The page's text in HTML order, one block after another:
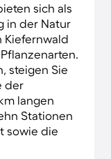
sich als
in der Natur
Kiefernwald
steigen Sie
der
langen
Stationen
sowie die